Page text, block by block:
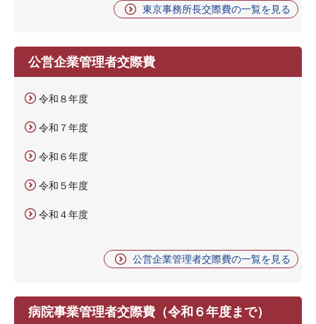
東京事務所長交際費の一覧を見る
公営企業管理者交際費
令和８年度
令和７年度
令和６年度
令和５年度
令和４年度
公営企業管理者交際費の一覧を見る
病院事業管理者交際費（令和６年度まで）